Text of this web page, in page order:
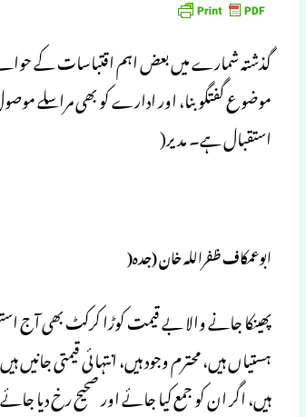
گذشتہ شمارے میں بعض اہم اقتباسات کے
موضوع گفتگو بنا، اور ادارے کو بھی مراسلے
استقبال ہے۔ مدیر(
ابوعمکاف ظفراللہ خان (جدہ(
پھینکا جانے والا بے قیمت کوڑا کرکٹ بھی آج
ہستیاں ہیں، محترم وجود ہیں، انتہائی قیمتی
ہیں، اگر ان کو جمع کیا جائے اور صحیح رخ دیا